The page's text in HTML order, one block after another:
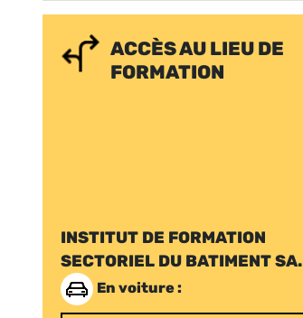
ACCÈS AU LIEU DE
FORMATION
INSTITUT DE FORMATION
SECTORIEL DU BATIMENT SA.
En voiture :